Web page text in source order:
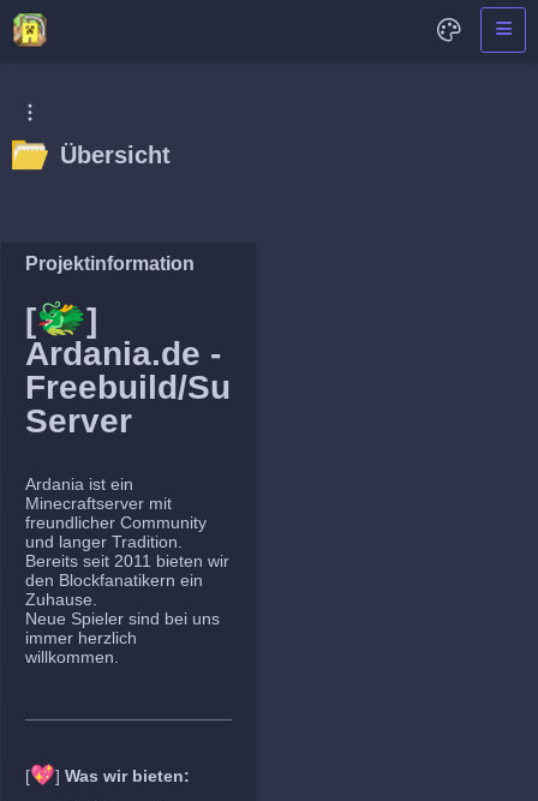
Übersicht
Projektinformation
[🐲]
Ardania.de -
Freebuild/Survival
Server
Ardania ist ein
Minecraftserver mit
freundlicher Community
und langer Tradition.
Bereits seit 2011 bieten wir
den Blockfanatikern ein
Zuhause.
Neue Spieler sind bei uns
immer herzlich
willkommen.
[💖] Was wir bieten: